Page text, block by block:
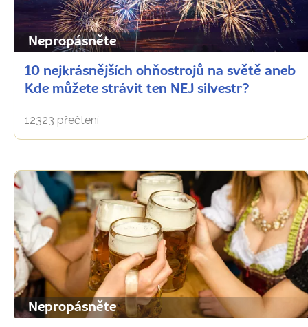
Nepropásněte
10 nejkrásnějších ohňostrojů na světě aneb
Kde můžete strávit ten NEJ silvestr?
12323 přečtení
Nepropásněte